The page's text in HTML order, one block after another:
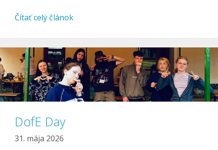
Čítať celý článok
DofE Day
31. mája 2026